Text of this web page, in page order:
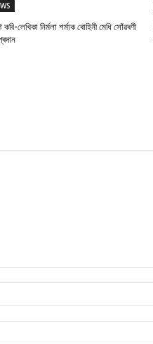
কবি-লেখিকা নিৰ্মলা শৰ্মাক ৰোহিনী মেধি সোঁৱৰণী